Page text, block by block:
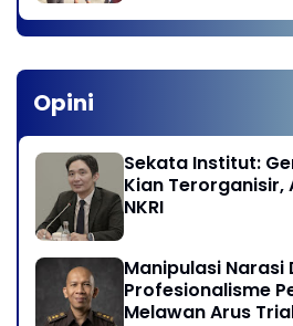
Opini
Sekata Institut:
Kian Terorganisir,
NKRI
Manipulasi Narasi
Profesionalisme
Melawan Arus